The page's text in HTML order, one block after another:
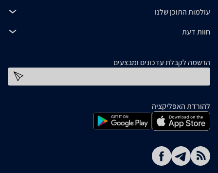
עולמות התוכן שלנו
חוות דעת
הרשמה לקבלת עדכונים ומבצעים
להורדת האפליקציה